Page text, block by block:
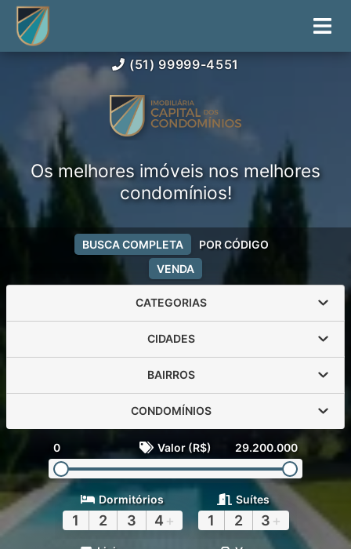
(51) 99999-4551
Os melhores imóveis nos melhores
condomínios!
VENDA
BUSCA COMPLETA POR CÓDIGO
CATEGORIAS
CIDADES
BAIRROS
CONDOMÍNIOS
0 Valor (R$) 29.200.000
Dormitórios
1 2 3 4 +
Suítes
1 2 3 +